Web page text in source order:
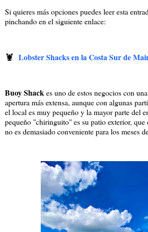
Si quieres más opciones puedes leer esta
pinchando en el siguiente enlace:
🦞 Lobster Shacks en la Costa Sur de
Buoy Shackes uno de estos negocios con
apertura más extensa, aunque con algunas
el local es muy pequeño y la mayor parte del
pequeño "chiringuito" es su patio exterior, que
no es demasiado conveniente para los meses